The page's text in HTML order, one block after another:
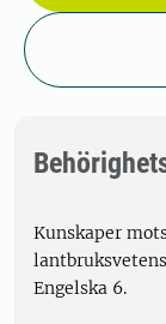
Kunskaper
Engelska 6.